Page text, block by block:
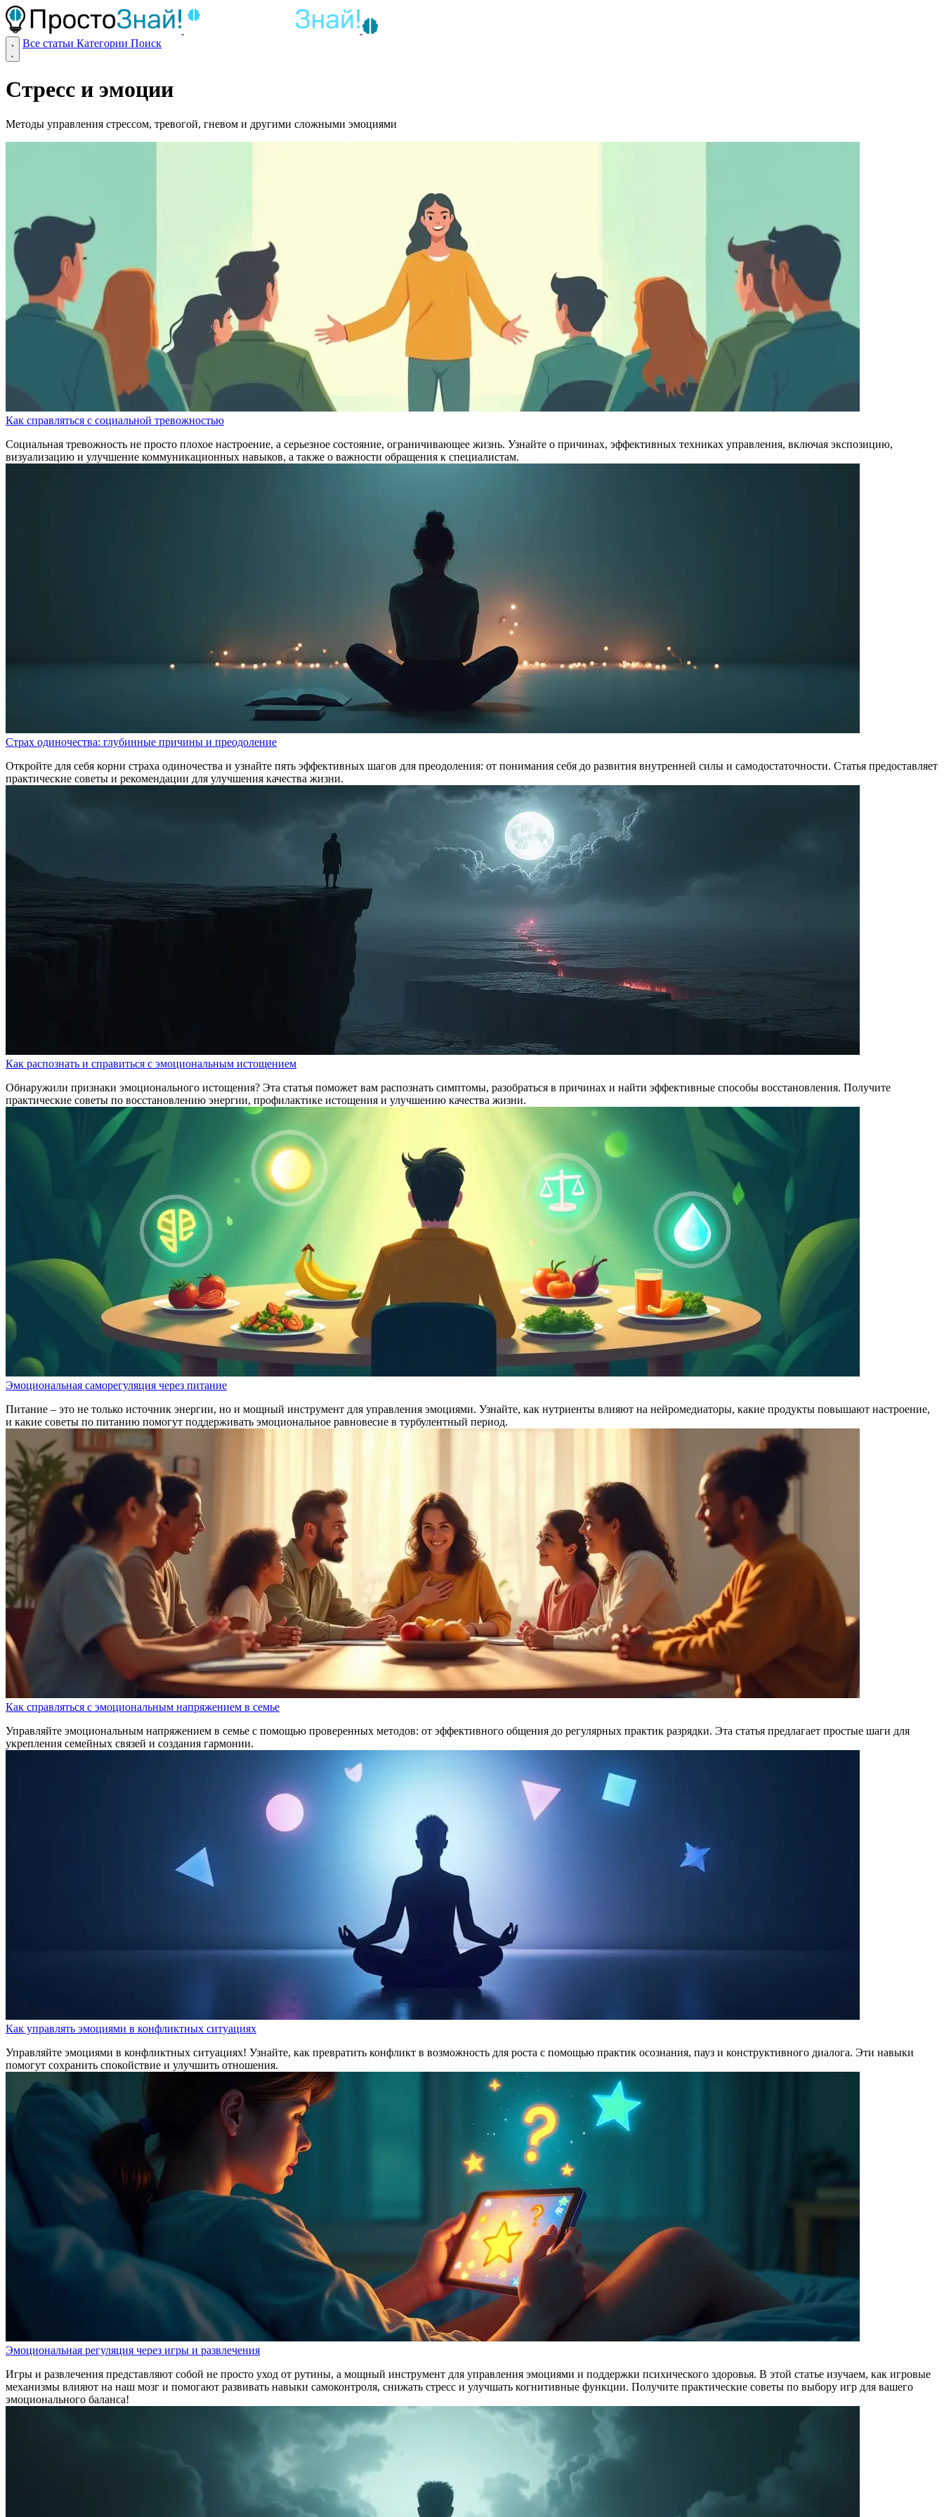
Все статьи Категории Поиск
Стресс и эмоции
Методы управления стрессом, тревогой, гневом и другими сложными эмоциями
Как справляться с социальной тревожностью
Социальная тревожность не просто плохое настроение, а серьезное состояние, ограничивающее жизнь. Узнайте о причинах, эффективных техниках управления, включая экспозицию,
визуализацию и улучшение коммуникационных навыков, а также о важности обращения к специалистам.
Страх одиночества: глубинные причины и преодоление
Откройте для себя корни страха одиночества и узнайте пять эффективных шагов для преодоления: от понимания себя до развития внутренней силы и самодостаточности. Статья предоставляет
практические советы и рекомендации для улучшения качества жизни.
Как распознать и справиться с эмоциональным истощением
Обнаружили признаки эмоционального истощения? Эта статья поможет вам распознать симптомы, разобраться в причинах и найти эффективные способы восстановления. Получите
практические советы по восстановлению энергии, профилактике истощения и улучшению качества жизни.
Эмоциональная саморегуляция через питание
Питание – это не только источник энергии, но и мощный инструмент для управления эмоциями. Узнайте, как нутриенты влияют на нейромедиаторы, какие продукты повышают настроение,
и какие советы по питанию помогут поддерживать эмоциональное равновесие в турбулентный период.
Как справляться с эмоциональным напряжением в семье
Управляйте эмоциональным напряжением в семье с помощью проверенных методов: от эффективного общения до регулярных практик разрядки. Эта статья предлагает простые шаги для
укрепления семейных связей и создания гармонии.
Как управлять эмоциями в конфликтных ситуациях
Управляйте эмоциями в конфликтных ситуациях! Узнайте, как превратить конфликт в возможность для роста с помощью практик осознания, пауз и конструктивного диалога. Эти навыки
помогут сохранить спокойствие и улучшить отношения.
Эмоциональная регуляция через игры и развлечения
Игры и развлечения представляют собой не просто уход от рутины, а мощный инструмент для управления эмоциями и поддержки психического здоровья. В этой статье изучаем, как игровые
механизмы влияют на наш мозг и помогают развивать навыки самоконтроля, снижать стресс и улучшать когнитивные функции. Получите практические советы по выбору игр для вашего
эмоционального баланса!